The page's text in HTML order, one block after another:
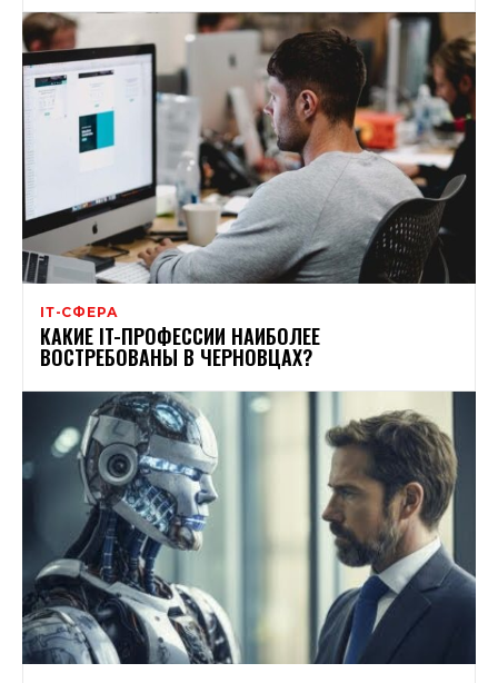
ІТ-СФЕРА
КАКИЕ IT-ПРОФЕССИИ НАИБОЛЕЕ
ВОСТРЕБОВАНЫ В ЧЕРНОВЦАХ?